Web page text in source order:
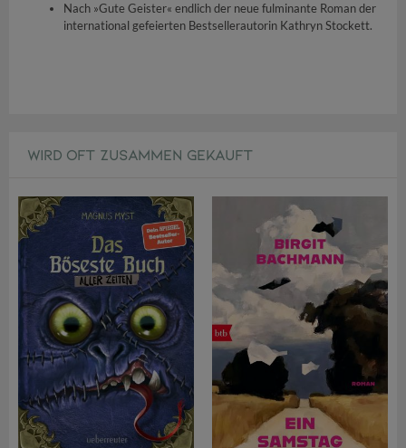
Nach »Gute Geister« endlich der neue fulminante Roman der
international gefeierten Bestsellerautorin Kathryn Stockett.
WIRD OFT ZUSAMMEN GEKAUFT